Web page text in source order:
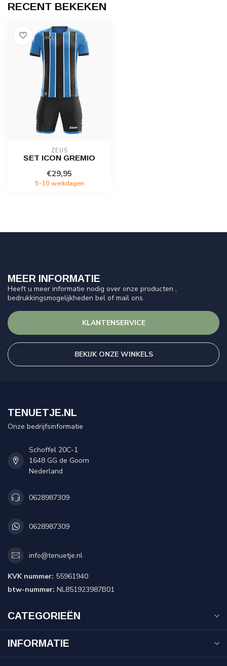
RECENT BEKEKEN
ZEUS
SET ICON GREMIO
€29,95
5-10 werkdagen
MEER INFORMATIE
Heeft u meer informatie nodig over onze producten ,
bedrukkingsmogelijkheden bel of mail ons.
KLANTENSERVICE
BEKIJK ONZE WINKELS
TENUETJE.NL
Onze bedrijfsinformatie
Schoffel 20C-1
1648 GG de Goorn
Nederland
0628987309
0628987309
info@tenuetje.nl
KVK nummer: 55961940
btw-nummer: NL851923987B01
CATEGORIEËN
INFORMATIE